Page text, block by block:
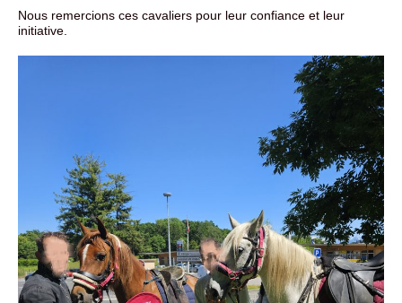
Nous remercions ces cavaliers pour leur confiance et leur
initiative.